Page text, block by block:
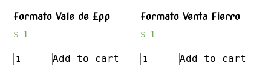
Formato Vale de Epp
$1
Add to cart
Formato Venta Fierro
$ 1
Add to cart